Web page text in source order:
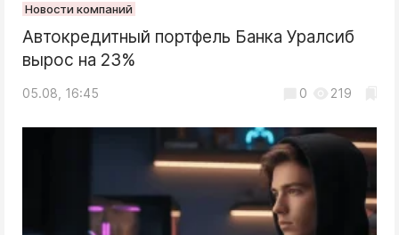
Новости компаний
Автокредитный портфель Банка Уралсиб
вырос на 23%
05.08, 16:45 0 219